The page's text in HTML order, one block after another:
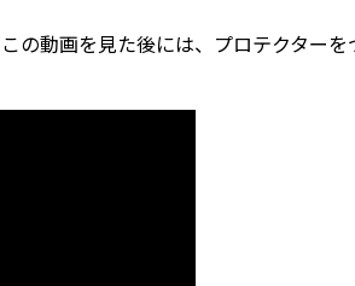
動画を見た後には、プロテクター